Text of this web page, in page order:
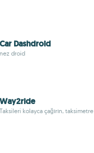
Car Dashdroid
nez droid
Way2ride
Taksileri kolayca çağırın,